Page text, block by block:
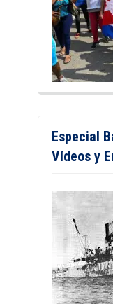
Especial
Vídeos y